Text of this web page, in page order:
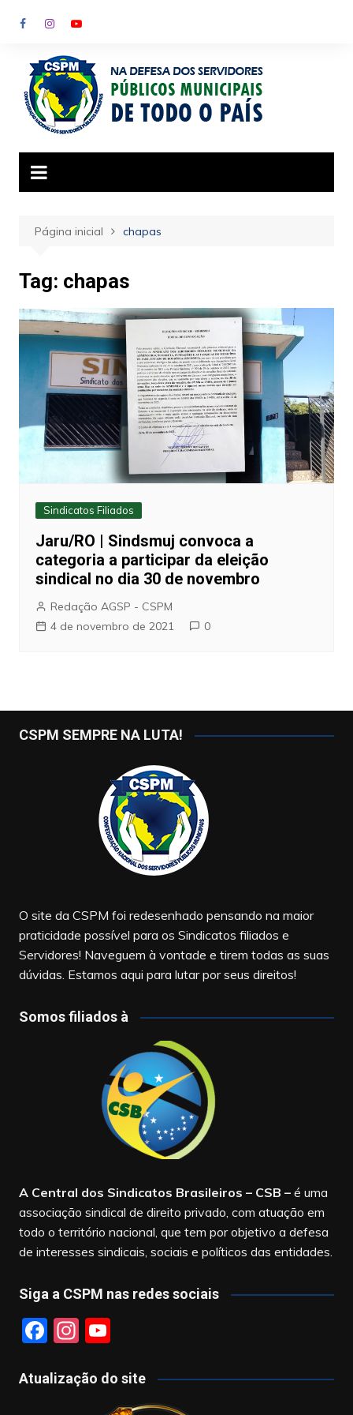
para
conteúdo
Página inicial chapas
Tag: chapas
Sindicatos Filiados
Jaru/RO | Sindsmuj convoca a
categoria a participar da eleição
sindical no dia 30 de novembro
Redação AGSP - CSPM
4 de novembro de 2021
0
CSPM SEMPRE NA LUTA!
O site da CSPM foi redesenhado pensando na maior
praticidade possível para os Sindicatos filiados e
Servidores! Naveguem à vontade e tirem todas as suas
dúvidas. Estamos aqui para lutar por seus direitos!
Somos filiados à
A Central dos Sindicatos Brasileiros – CSB –é uma
associação sindical de direito privado, com atuação em
todo o território nacional, que tem por objetivo a defesa
de interesses sindicais, sociais e políticos das entidades.
Siga a CSPM nas redes sociais
F
c
In
a
Y
u
T
Atualização do site